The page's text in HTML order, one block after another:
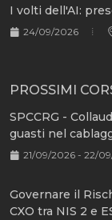
I volti dell'AI:
24/09/2026
PROSSIMI
SPCCRG -
guasti nel
21/09/2026 - 22/
Governare il
CXO tra NIS 2 e